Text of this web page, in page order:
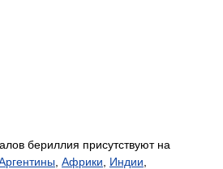
бериллия присутствуют на
Африки Индии